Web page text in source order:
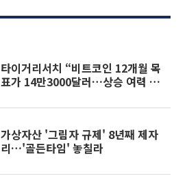
타이거리서치 “비트코인 12개월 목
표가 14만3000달러…상승 여력 2
가상자산 '그림자 규제' 8년째 제자
리…'골든타임' 놓칠라